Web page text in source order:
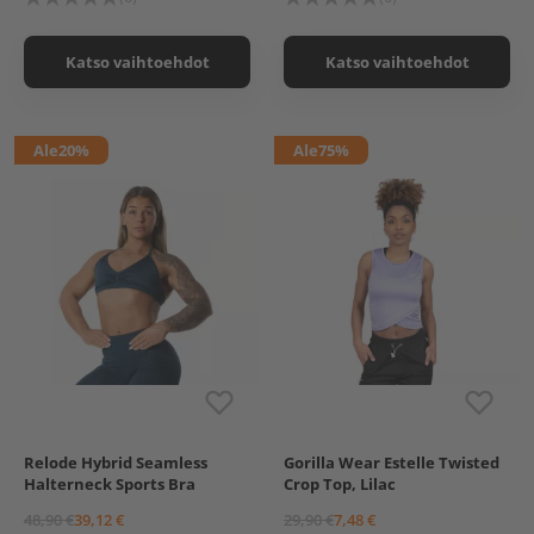
Katso vaihtoehdot Katso vaihtoehdot
Dark Navy
Jet Black
Red Plum
Ale20%
Relode Hybrid Seamless
Halterneck Sports Bra
48,90 €39,12 €
XS S M L
Ale75%
Gorilla Wear Estelle Twisted
Crop Top, Lilac
29,90 €7,48 €